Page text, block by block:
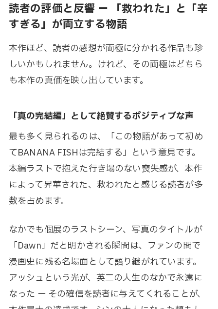
読者の評価と反響 ー 「救われた」と「辛
すぎる」が両立する物語
本作ほど、読者の感想が両極に分かれる作品も珍
しいかもしれません。けれど、その両極はどちら
も本作の真価を映し出しています。
「真の完結編」として絶賛するポジティブな声
最も多く見られるのは、「この物語があって初め
てBANANA FISHは完結する」という意見です。
本編ラストで抱えた行き場のない喪失感が、本作
によって昇華された、救われたと感じる読者が多
数を占めます。
なかでも個展のラストシーン、写真のタイトルが
「Dawn」だと明かされる瞬間は、ファンの間で
漫画史に残る名場面として語り継がれています。
アッシュという光が、英二の人生のなかで永遠に
なった ー その確信を読者に与えてくれることが、